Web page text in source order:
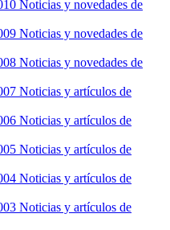
Noticias y novedades de
Noticias y novedades de
Noticias y novedades de
Noticias y artículos de
Noticias y artículos de
Noticias y artículos de
Noticias y artículos de
Noticias y artículos de